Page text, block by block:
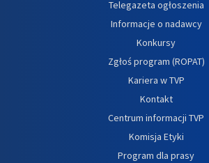
Telegazeta ogłoszenia
Informacje o nadawcy
Konkursy
Zgłoś program (ROPAT)
Kariera w TVP
Kontakt
Centrum informacji TVP
Komisja Etyki
Program dla prasy